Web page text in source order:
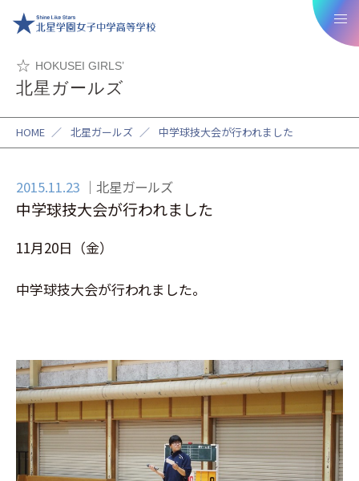
HOKUSEI GIRLS’
北星ガールズ
HOME ／ 北星ガールズ ／ 中学球技大会が行われました
2015.11.23 北星ガールズ
中学球技大会が行われました
11月20日（金）
中学球技大会が行われました。